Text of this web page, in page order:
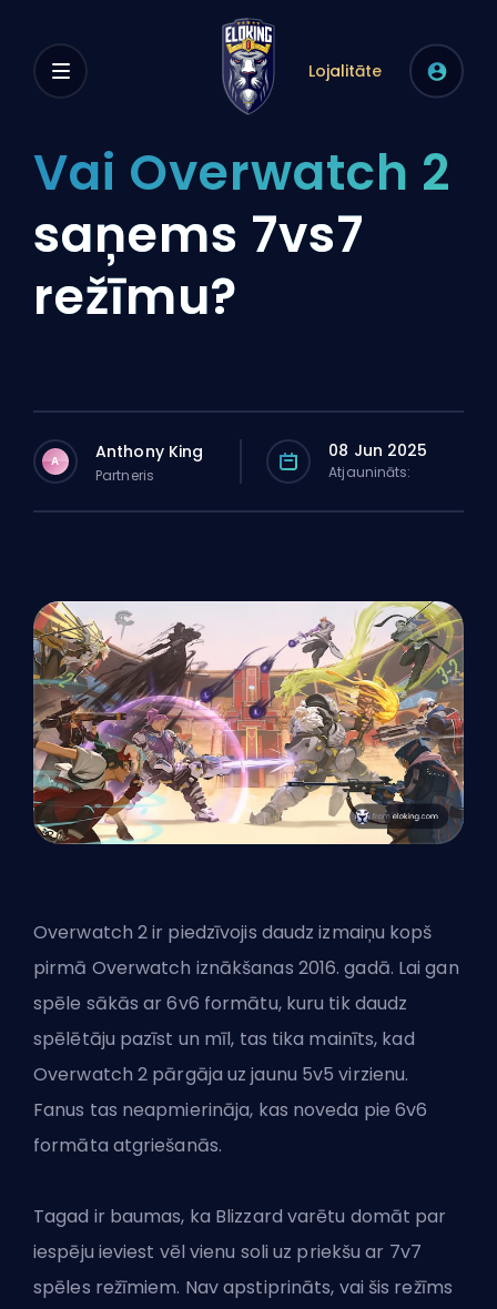
Lojalitāte
Vai Overwatch 2
saņems 7vs7
režīmu?
A Anthony King
Partneris
08 Jun 2025
Atjaunināts:
Overwatch 2 ir piedzīvojis daudz izmaiņu kopš
pirmā Overwatch iznākšanas 2016. gadā. Lai gan
spēle sākās ar 6v6 formātu, kuru tik daudz
spēlētāju pazīst un mīl, tas tika mainīts, kad
Overwatch 2 pārgāja uz jaunu 5v5 virzienu.
Fanus tas neapmierināja, kas noveda pie 6v6
formāta atgriešanās.
Tagad ir baumas, ka Blizzard varētu domāt par
iespēju ieviest vēl vienu soli uz priekšu ar 7v7
spēles režīmiem. Nav apstiprināts, vai šis režīms